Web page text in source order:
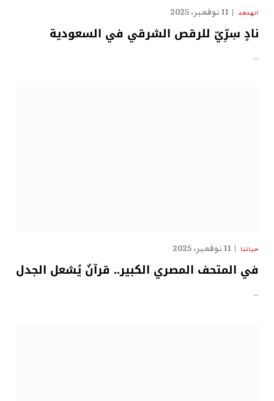
الهدهد 11 نوفمبر، 2025
نادٍ سِرِّيّ للرقص الشرقي في السعودية
…
حياتنا 11 نوفمبر، 2025
في المتحف المصري الكبير.. قرآنٌ يُشعل الجدل
…